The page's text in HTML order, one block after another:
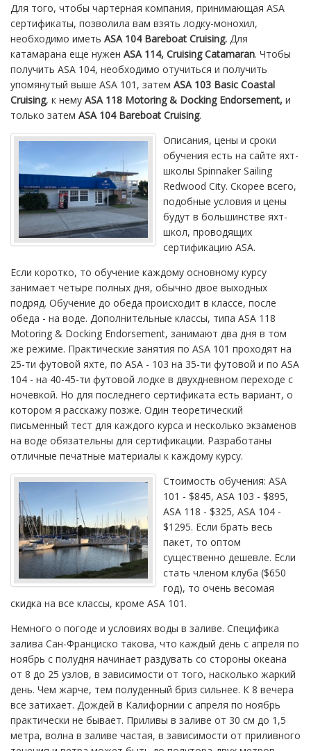
Для того, чтобы чартерная компания, принимающая ASA
сертификаты, позволила вам взять лодку-монохил,
необходимо иметь ASA 104 Bareboat Cruising. Для
катамарана еще нужен ASA 114, Cruising Catamaran. Чтобы
получить ASA 104, необходимо отучиться и получить
упомянутый выше ASA 101, затем ASA 103 Basic Coastal
Cruising, к нему ASA 118 Motoring & Docking Endorsement, и
только затем ASA 104 Bareboat Cruising.
Описания, цены и сроки
обучения есть на сайте яхт-
школы Spinnaker Sailing
Redwood City. Скорее всего,
подобные условия и цены
будут в большинстве яхт-
школ, проводящих
сертификацию ASA.
Если коротко, то обучение каждому основному курсу
занимает четыре полных дня, обычно двое выходных
подряд. Обучение до обеда происходит в классе, после
обеда - на воде. Дополнительные классы, типа ASA 118
Motoring & Docking Endorsement, занимают два дня в том
же режиме. Практические занятия по ASA 101 проходят на
25-ти футовой яхте, по ASA - 103 на 35-ти футовой и по ASA
104 - на 40-45-ти футовой лодке в двухдневном переходе с
ночевкой. Но для последнего сертификата есть вариант, о
котором я расскажу позже. Один теоретический
письменный тест для каждого курса и несколько экзаменов
на воде обязательны для сертификации. Разработаны
отличные печатные материалы к каждому курсу.
Стоимость обучения: ASA
101 - $845, ASA 103 - $895,
ASA 118 - $325, ASA 104 -
$1295. Если брать весь
пакет, то оптом
существенно дешевле. Если
стать членом клуба ($650
год), то очень весомая
скидка на все классы, кроме ASA 101.
Немного о погоде и условиях воды в заливе. Специфика
залива Сан-Франциско такова, что каждый день с апреля по
ноябрь с полудня начинает раздувать со стороны океана
от 8 до 25 узлов, в зависимости от того, насколько жаркий
день. Чем жарче, тем полуденный бриз сильнее. К 8 вечера
все затихает. Дождей в Калифорнии с апреля по ноябрь
практически не бывает. Приливы в заливе от 30 см до 1,5
метра, волна в заливе частая, в зависимости от приливного